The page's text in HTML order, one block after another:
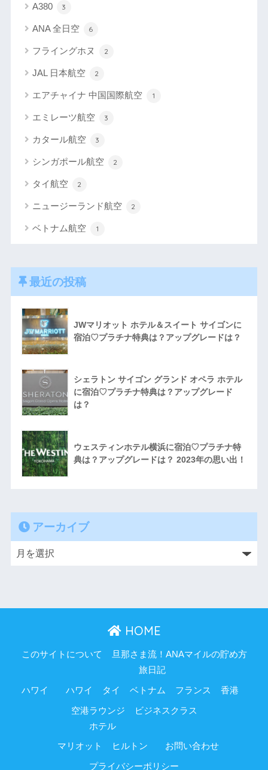
A380 3
ANA 全日空 6
フライングホヌ 2
JAL 日本航空 2
エアチャイナ 中国国際航空 1
エミレーツ航空 3
カタール航空 3
シンガポール航空 2
タイ航空 2
ニュージーランド航空 2
ベトナム航空 1
最近の投稿
JWマリオット ホテル＆スイート サイゴンに
宿泊♡プラチナ特典は？アップグレードは？
シェラトン サイゴン グランド オペラ ホテル
に宿泊♡プラチナ特典は？アップグレード
は？
ウェスティンホテル横浜に宿泊♡プラチナ特
典は？アップグレードは？ 2023年の思い出！
アーカイブ
HOME
このサイトについて 旦那さま流！ANAマイルの貯め方
ハワイ
旅日記
ハワイ タイ ベトナム フランス 香港
空港ラウンジ
ビジネスクラス
ホテル
マリオット ヒルトン お問い合わせ
プライバシーポリシー